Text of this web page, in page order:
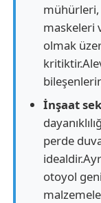
mühürleri,
maskeleri
olmak
İnşaat
perde
otoyol